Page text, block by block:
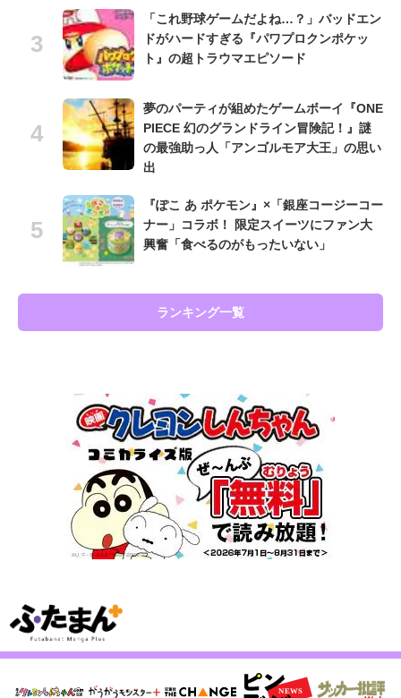
「これ野球ゲームだよね…？」バッドエン
ドがハードすぎる『パワプロクンポケッ
ト』の超トラウマエピソード
夢のパーティが組めたゲームボーイ『ONE
PIECE 幻のグランドライン冒険記！』謎
の最強助っ人「アンゴルモア大王」の思い
出
『ぽこ あ ポケモン』×「銀座コージーコー
ナー」コラボ！ 限定スイーツにファン大
興奮「食べるのがもったいない」
ランキング一覧